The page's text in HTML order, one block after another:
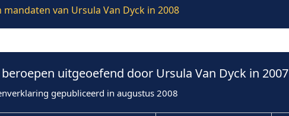
van Ursula Van Dyck in 2008
uitgeoefend door Ursula Van Dyck in 2007
gepubliceerd in augustus 2008